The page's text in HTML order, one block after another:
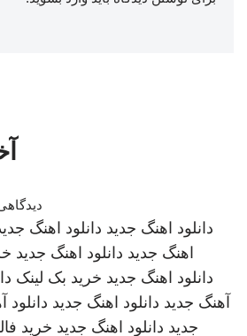
دانلود اهنگ جدید دانلود اهنگ
اهنگ جدید دانلود اهنگ جدید
دانلود اهنگ جدید خرید بک لینک
آهنگ جدید دانلود اهنگ جدید دانلود
جدید دانلود اهنگ جدید خرید